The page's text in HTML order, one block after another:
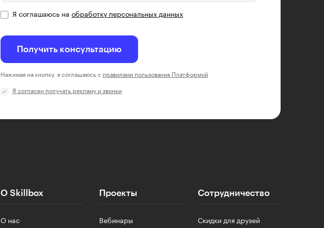
Я соглашаюсь на обработку персональных данных
Получить консультацию
Нажимая на кнопку, я соглашаюсь с правилами пользования Платформой
Я согласен получать рекламу и звонки
О Skillbox
О нас
Проекты
Вебинары
Сотрудничество
Скидки для друзей